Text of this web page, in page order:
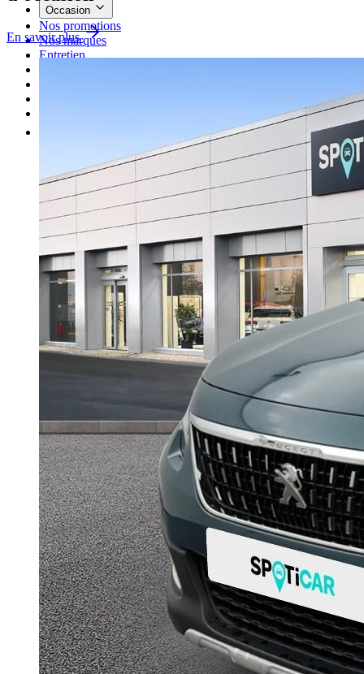
Occasion
Nos promotions
Nos marques
Entretien
En savoir plus